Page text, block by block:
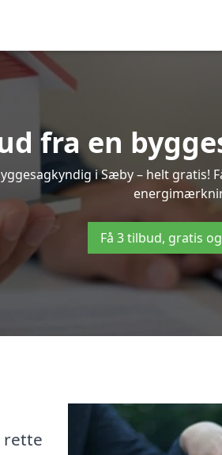
fra en
i Sæby – helt
Få 3 tilbud, gratis
rette